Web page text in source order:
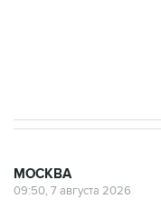
МОСКВА
09:50, 7 августа 2026